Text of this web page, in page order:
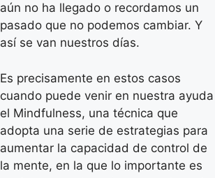
aún no ha llegado o recordamos un
pasado que no podemos cambiar. Y
así se van nuestros días.
Es precisamente en estos casos
cuando puede venir en nuestra ayuda
el Mindfulness, una técnica que
adopta una serie de estrategias para
aumentar la capacidad de control de
la mente, en la que lo importante es